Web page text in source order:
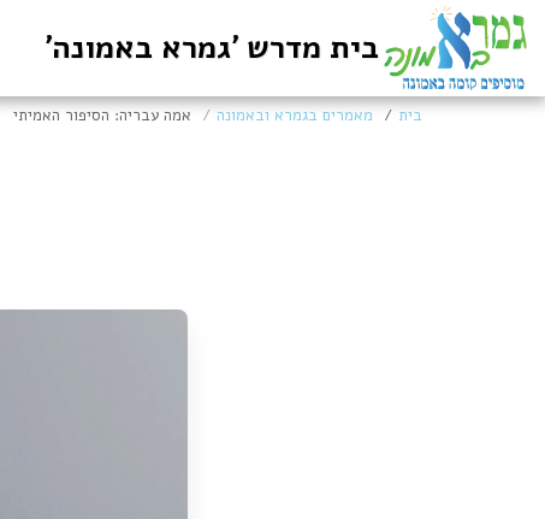
בית מדרש 'גמרא באמונה'
בית מאמרים בגמרא ובאמונה אמה עבריה: הסיפור האמיתי